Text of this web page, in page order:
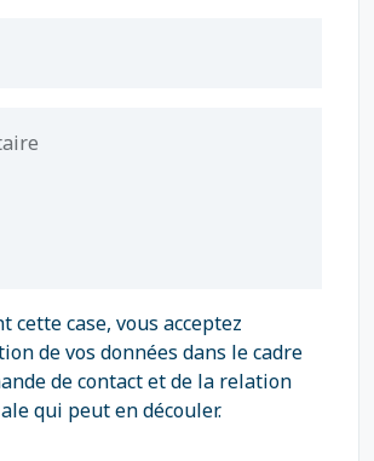
cette case, vous acceptez
de vos données dans le cadre
de contact et de la relation
qui peut en découler.